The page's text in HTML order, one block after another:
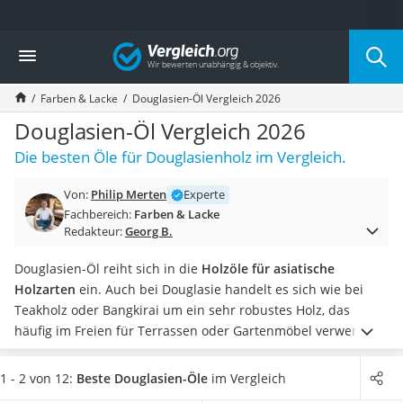
Die beliebtesten Vergleiche nach Kategorie
Baumarkt
Tresor feuerfest
Makita-Akku-Rasenmäher
Kappsäge
Smartes Türschloss
Akku-Rasentrimmer
Split-Klimaanlage 2 Innengeräte
Pelletofen
Tiefbrunnenpumpe
Fliesenschneider
Hochdruckreiniger
Doppelschleifer
Überwachungskamera
Benzinrasenmäher mit Elektrostart
Vergleich
Farben & Lacke Douglasien-Öl Vergleich 2026
Douglasien-Öl Vergleich 2026
Die besten Öle für Douglasienholz im Vergleich.
Von: Philip Merten
Experte
Fachbereich: Farben & Lacke
Redakteur:Georg B.
Douglasien-Öl reiht sich in die Holzöle für asiatische
Holzarten ein. Auch bei Douglasie handelt es sich wie bei
Teakholz oder Bangkirai um ein sehr robustes Holz, das
häufig im Freien für Terrassen oder Gartenmöbel verwendet
wird.Laut gängigen Tests im Internetpflegt das Öl das Holz
und schützt es vor UV-Strahlung sowie Nässe
1 - 2 von 12: Beste Douglasien-Öle im Vergleich